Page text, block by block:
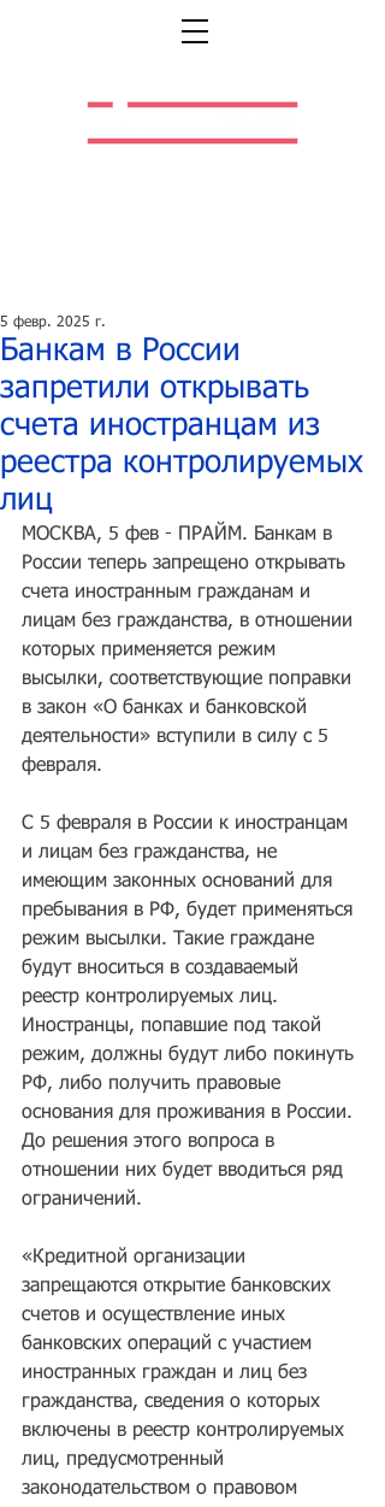
Банкам в России
запретили открывать
счета иностранцам из
реестра контролируемых
лиц
5 февр. 2025 г.
МОСКВА, 5 фев - ПРАЙМ. Банкам в
России теперь запрещено открывать
счета иностранным гражданам и
лицам без гражданства, в отношении
которых применяется режим
высылки, соответствующие поправки
в закон «О банках и банковской
деятельности» вступили в силу с 5
февраля.
С 5 февраля в России к иностранцам
и лицам без гражданства, не
имеющим законных оснований для
пребывания в РФ, будет применяться
режим высылки. Такие граждане
будут вноситься в создаваемый
реестр контролируемых лиц.
Иностранцы, попавшие под такой
режим, должны будут либо покинуть
РФ, либо получить правовые
основания для проживания в России.
До решения этого вопроса в
отношении них будет вводиться ряд
ограничений.
«Кредитной организации
запрещаются открытие банковских
счетов и осуществление иных
банковских операций с участием
иностранных граждан и лиц без
гражданства, сведения о которых
включены в реестр контролируемых
лиц, предусмотренный
законодательством о правовом